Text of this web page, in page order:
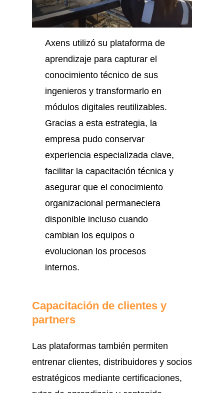
Axens utilizó su plataforma de
aprendizaje para capturar el
conocimiento técnico de sus
ingenieros y transformarlo en
módulos digitales reutilizables.
Gracias a esta estrategia, la
empresa pudo conservar
experiencia especializada clave,
facilitar la capacitación técnica y
asegurar que el conocimiento
organizacional permaneciera
disponible incluso cuando
cambian los equipos o
evolucionan los procesos
internos.
Capacitación de clientes y
partners
Las plataformas también permiten
entrenar clientes, distribuidores y socios
estratégicos mediante certificaciones,